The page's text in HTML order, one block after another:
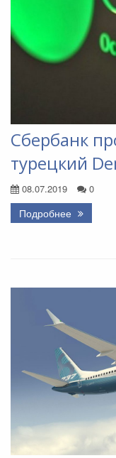
Сбербанк
турецкий
08.07.2019 0
Подробнее